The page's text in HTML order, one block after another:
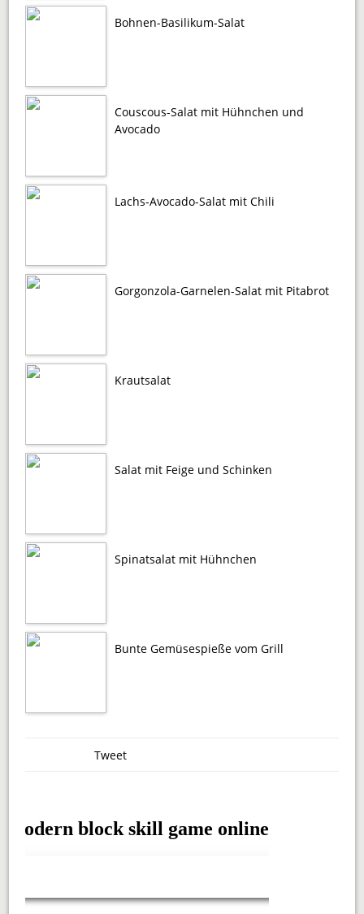
Bohnen-Basilikum-Salat
Couscous-Salat mit Hühnchen und
Avocado
Lachs-Avocado-Salat mit Chili
Gorgonzola-Garnelen-Salat mit Pitabrot
Krautsalat
Salat mit Feige und Schinken
Spinatsalat mit Hühnchen
Bunte Gemüsespieße vom Grill
Tweet